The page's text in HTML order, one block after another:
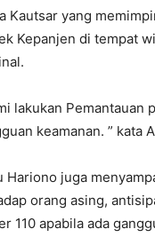
Kautsar yang
Kepanjen di tempat
lakukan Pemantauan
keamanan. ” kata
Hariono juga
orang asing,
110 apabila ada